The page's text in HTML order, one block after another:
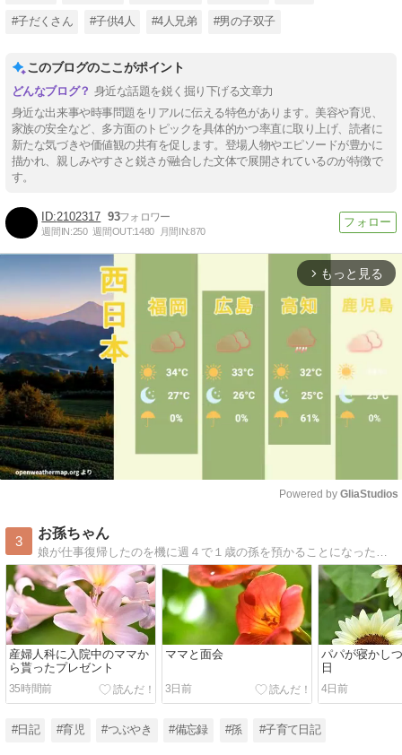
#子だくさん #子供4人 #4人兄弟 #男の子双子
このブログのここがポイント
身近な話題を鋭く掘り下げる文章力
身近な出来事や時事問題をリアルに伝える特色があります。美容や育児、
家族の安全など、多方面のトピックを具体的かつ率直に取り上げ、読者に
新たな気づきや価値観の共有を促します。登場人物やエピソードが豊かに
描かれ、親しみやすさと鋭さが融合した文体で展開されているのが特徴で
す。
2102317 93
週間IN:250 週間OUT:1480 月間IN:870
arrow_forward_ios もっと見る
Powered by GliaStudios
3
お孫ちゃん
産婦人科に入院中のママか
ら貰ったプレゼント
35時間前
ママと面会
3日前
パパが寝かし
日
4日前
#日記 #育児 #つぶやき #備忘録 #孫 #子育て日記